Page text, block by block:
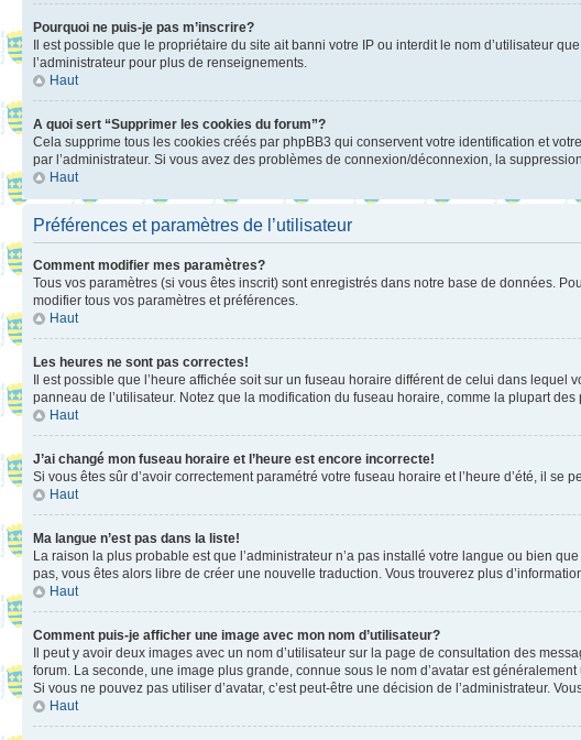
Pourquoi ne puis-je pas m’inscrire?
Il est possible que le propriétaire du site ait banni votre IP ou interdit le nom d’utilisateur
l’administrateur pour plus de renseignements.
Haut
A quoi sert “Supprimer les cookies du forum”?
Cela supprime tous les cookies créés par phpBB3 qui conservent votre identification et
par l’administrateur. Si vous avez des problèmes de connexion/déconnexion, la
Haut
Préférences et paramètres de l’utilisateur
Comment modifier mes paramètres?
Tous vos paramètres (si vous êtes inscrit) sont enregistrés dans notre base de données.
modifier tous vos paramètres et préférences.
Haut
Les heures ne sont pas correctes!
Il est possible que l’heure affichée soit sur un fuseau horaire différent de celui dans
panneau de l’utilisateur. Notez que la modification du fuseau horaire, comme la plupart
Haut
J’ai changé mon fuseau horaire et l’heure est encore incorrecte!
Si vous êtes sûr d’avoir correctement paramétré votre fuseau horaire et l’heure d’été, il se
Haut
Ma langue n’est pas dans la liste!
La raison la plus probable est que l’administrateur n’a pas installé votre langue ou bien
pas, vous êtes alors libre de créer une nouvelle traduction. Vous trouverez plus
Haut
Comment puis-je afficher une image avec mon nom d’utilisateur?
Il peut y avoir deux images avec un nom d’utilisateur sur la page de consultation des
forum. La seconde, une image plus grande, connue sous le nom d’avatar est
Si vous ne pouvez pas utiliser d’avatar, c’est peut-être une décision de l’administrateur.
Haut